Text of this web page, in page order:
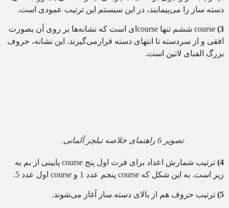
دسته ساز را می‌پیمایند، در این سیستم این ترتیب عمودی است.
3)
course ششم تنها courseای است که نشانه‌ها بر روی آن بصورت
افقی و از سردسته تا انتهای دسته قرارمی‌گیرند. این نشانه، حروف
بزرگ الفبای لاتین است.
تصویر 6 راهنمای خلاصه تبلچر آلمانی.
4)
ترتیب شمارش اعداد برای فرت اول پنج course پایینی از بم به
زیر است. به این شکل که course پنجم عدد 1 و course اول عدد 5.
5) ترتیب حروف هم از بالای دسته ساز آغاز می‌شوند.